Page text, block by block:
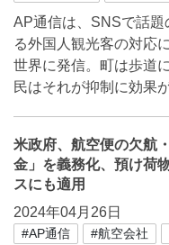
AP通信は、SNSで話
る外国人観光客の対応
世界に発信。町は歩道
民はそれが抑制に効果
米政府、航空便の欠航
金」を義務化、預け荷
スにも適用
2024年04月26日
#AP通信 #航空会社